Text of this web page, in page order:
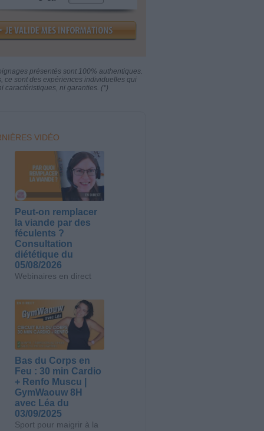
présentés sont 100% authentiques.
ce sont des expériences individuelles qui
caractéristiques, ni garanties. (*)
VIDÉO
Peut-on remplacer
la viande par des
féculents ?
Consultation
diététique du
05/08/2026
Webinaires en direct
Bas du Corps en
Feu : 30 min Cardio
+ Renfo Muscu |
GymWaouw 8H
avec Léa du
03/09/2025
Sport pour maigrir à la